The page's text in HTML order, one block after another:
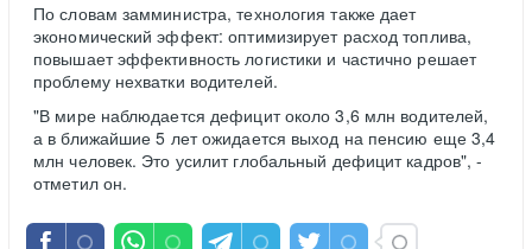
По словам замминистра, технология также дает
экономический эффект: оптимизирует расход топлива,
повышает эффективность логистики и частично решает
проблему нехватки водителей.
"В мире наблюдается дефицит около 3,6 млн водителей,
а в ближайшие 5 лет ожидается выход на пенсию еще 3,4
млн человек. Это усилит глобальный дефицит кадров", -
отметил он.